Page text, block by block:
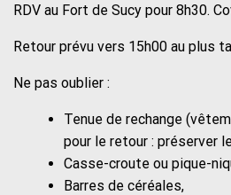
RDV au Fort de Sucy pour 8h30.
Retour prévu vers 15h00 au plus
Ne pas oublier :
Tenue de rechange
pour le retour : préserver
Casse-croute ou pique-
Barres de céréales,